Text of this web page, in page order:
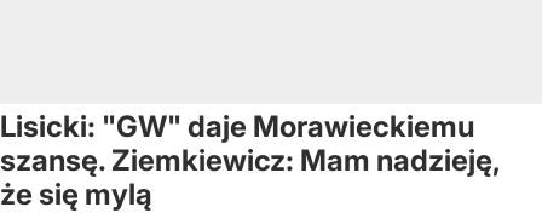
Lisicki: "GW" daje Morawieckiemu
szansę. Ziemkiewicz: Mam nadzieję,
że się mylą